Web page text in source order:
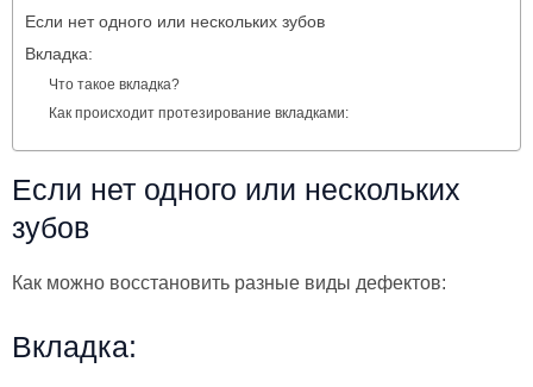
Если нет одного или нескольких зубов
Вкладка:
Что такое вкладка?
Как происходит протезирование вкладками:
Если нет одного или нескольких
зубов
Как можно восстановить разные виды дефектов:
Вкладка: